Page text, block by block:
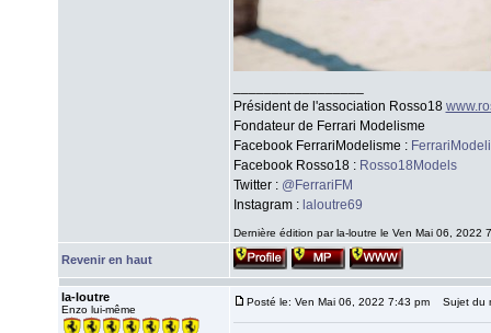
Président de l'association Rosso18
Fondateur de Ferrari Modelisme
Facebook FerrariModelisme :
Facebook Rosso18 : Rosso18Models
Twitter : @FerrariFM
Instagram : laloutre69
Dernière édition par la-loutre le Ven Mai 06, 2022
Revenir en haut
la-loutre
Enzo lui-même
Posté le: Ven Mai 06, 2022 7:43 pm Sujet du